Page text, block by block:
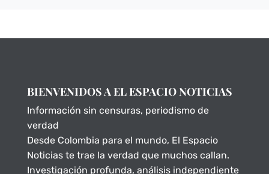
BIENVENIDOS A EL ESPACIO NOTICIAS
Información sin censuras, periodismo de
verdad
Desde Colombia para el mundo, El Espacio
Noticias te trae la verdad que muchos callan.
Investigación profunda, análisis independiente